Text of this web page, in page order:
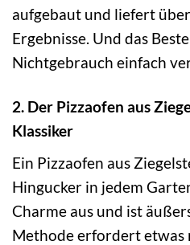
aufgebaut und liefert
Ergebnisse. Und das
Nichtgebrauch einfach
2. Der Pizzaofen aus
Klassiker
Ein Pizzaofen aus
Hingucker in jedem
Charme aus und ist
Methode erfordert etwas